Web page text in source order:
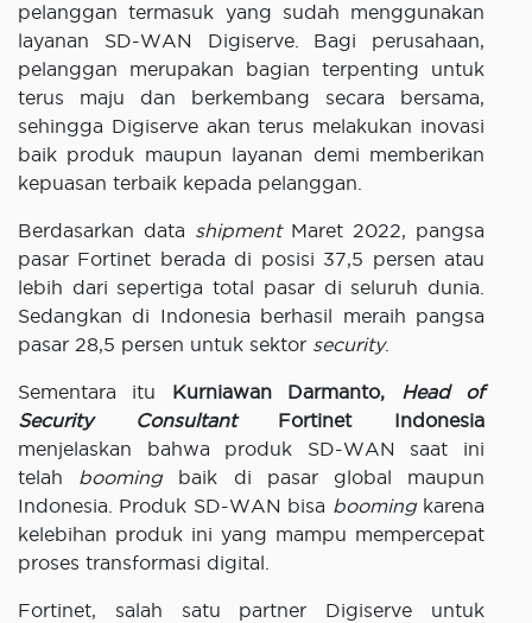
pelanggan termasuk yang sudah menggunakan
layanan SD-WAN Digiserve. Bagi perusahaan,
pelanggan merupakan bagian terpenting untuk
terus maju dan berkembang secara bersama,
sehingga Digiserve akan terus melakukan inovasi
baik produk maupun layanan demi memberikan
kepuasan terbaik kepada pelanggan.
Berdasarkan data shipmentMaret 2022, pangsa
pasar Fortinet berada di posisi 37,5 persen atau
lebih dari sepertiga total pasar di seluruh dunia.
Sedangkan di Indonesia berhasil meraih pangsa
pasar 28,5 persen untuk sektor security.
Sementara itu Kurniawan Darmanto, Head of
Security ConsultantFortinet Indonesia
menjelaskan bahwa produk SD-WAN saat ini
telah boomingbaik di pasar global maupun
Indonesia. Produk SD-WAN bisa boomingkarena
kelebihan produk ini yang mampu mempercepat
proses transformasi digital.
Fortinet, salah satu partner Digiserve untuk